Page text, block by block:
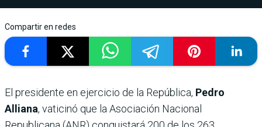
Compartir en redes
El presidente en ejercicio de la República, Pedro
Alliana, vaticinó que la Asociación Nacional